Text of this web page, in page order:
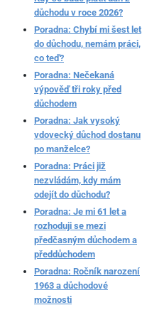
důchodu v roce 2026?
Poradna: Chybí mi šest let
do důchodu, nemám práci,
co teď?
Poradna: Nečekaná
výpověď tři roky před
důchodem
Poradna: Jak vysoký
vdovecký důchod dostanu
po manželce?
Poradna: Práci již
nezvládám, kdy mám
odejít do důchodu?
Poradna: Je mi 61 let a
rozhoduji se mezi
předčasným důchodem a
předdůchodem
Poradna: Ročník narození
1963 a důchodové
možnosti